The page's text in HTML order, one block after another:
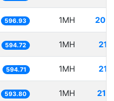
596.93 1MH
594.72 1MH
594.71 1MH
593.80 1MH